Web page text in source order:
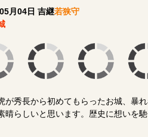
月04日 吉継若狭守
が秀長から初めてもらったお城、暴